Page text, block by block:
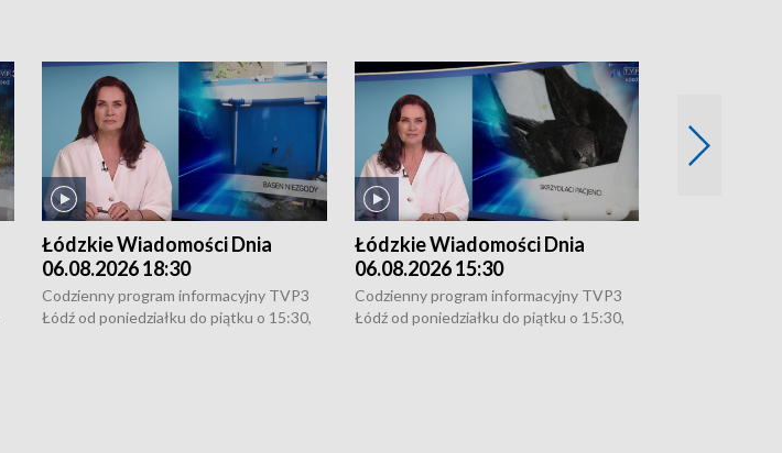
Łódzkie Wiadomości Dnia
06.08.2026 18:30
Codzienny program informacyjny TVP3
Łódź od poniedziałku do piątku o 15:30,
Łódzkie Wiadomości Dnia
06.08.2026 15:30
Codzienny program informacyjny TVP3
Łódź od poniedziałku do piątku o 15:30,